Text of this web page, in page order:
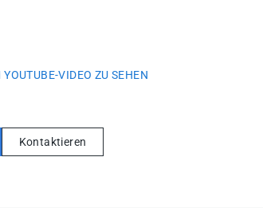
VIDEO ZU SEHEN
Kontaktieren